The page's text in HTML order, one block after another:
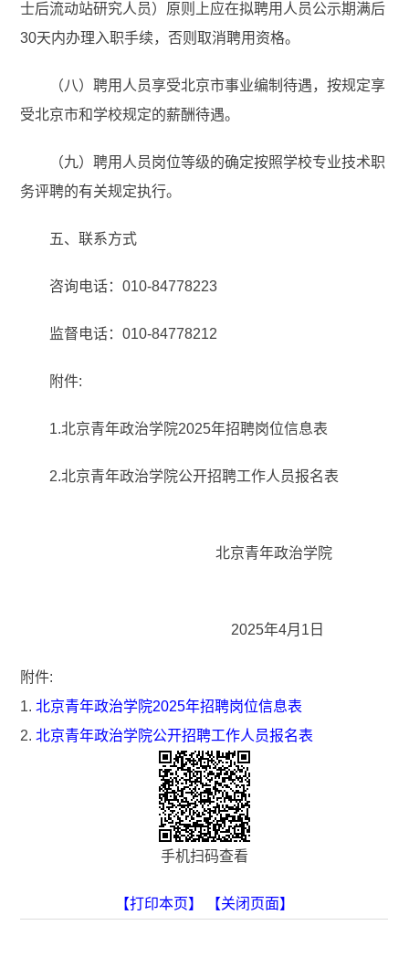
士后流动站研究人员）原则上应在拟聘用人员公示期满后
30天内办理入职手续，否则取消聘用资格。
（八）聘用人员享受北京市事业编制待遇，按规定享
受北京市和学校规定的薪酬待遇。
（九）聘用人员岗位等级的确定按照学校专业技术职
务评聘的有关规定执行。
五、联系方式
咨询电话：010-84778223
监督电话：010-84778212
附件:
1.北京青年政治学院2025年招聘岗位信息表
2.北京青年政治学院公开招聘工作人员报名表
北京青年政治学院
2025年4月1日
附件:
1.北京青年政治学院2025年招聘岗位信息表
2.北京青年政治学院公开招聘工作人员报名表
手机扫码查看
【打印本页】 【关闭页面】